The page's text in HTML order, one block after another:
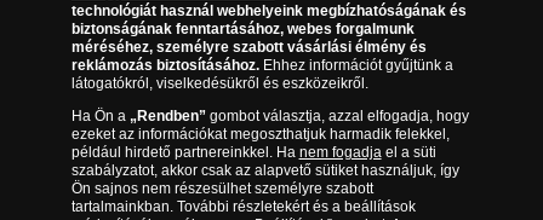
Adatkezelés
technológiát használ webhelyeink megbízhatóságának és
biztonságának fenntartásához, webes forgalmunk
méréséhez, személyre szabott vásárlási élmény és
reklámozás biztosításához.Ehhez információt gyűjtünk a
látogatókról, viselkedésükről és eszközeikről.
Ha Ön a „Rendben”gombot választja, azzal elfogadja, hogy
ezeket az információkat megoszthatjuk harmadik felekkel,
például hirdető partnereinkkel. Ha nem fogadjael a süti
szabályzatot, akkor csak az alapvető sütiket használjuk, így
Ön sajnos nem részesülhet személyre szabott
tartalmainkban. További részletekért és a beállítások